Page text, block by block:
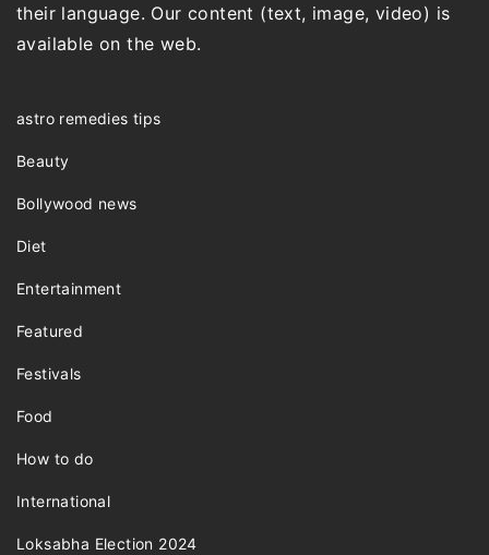
their language. Our content (text, image, video) is
available on the web.
astro remedies tips
Beauty
Bollywood news
Diet
Entertainment
Featured
Festivals
Food
How to do
International
Loksabha Election 2024